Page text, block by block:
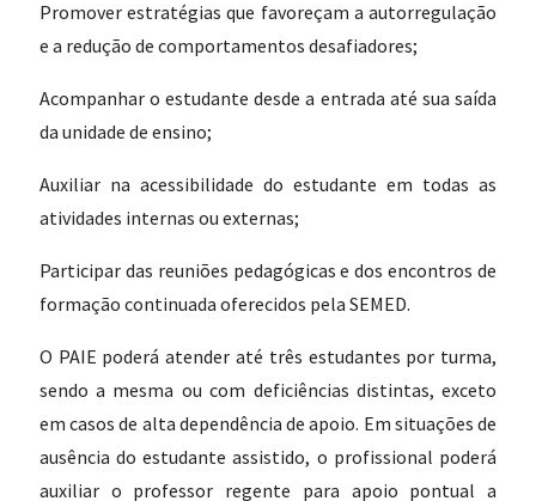
Promover estratégias que favoreçam a autorregulação
e a redução de comportamentos desafiadores;
Acompanhar o estudante desde a entrada até sua saída
da unidade de ensino;
Auxiliar na acessibilidade do estudante em todas as
atividades internas ou externas;
Participar das reuniões pedagógicas e dos encontros de
formação continuada oferecidos pela SEMED.
O PAIE poderá atender até três estudantes por turma,
sendo a mesma ou com deficiências distintas, exceto
em casos de alta dependência de apoio. Em situações de
ausência do estudante assistido, o profissional poderá
auxiliar o professor regente para apoio pontual a